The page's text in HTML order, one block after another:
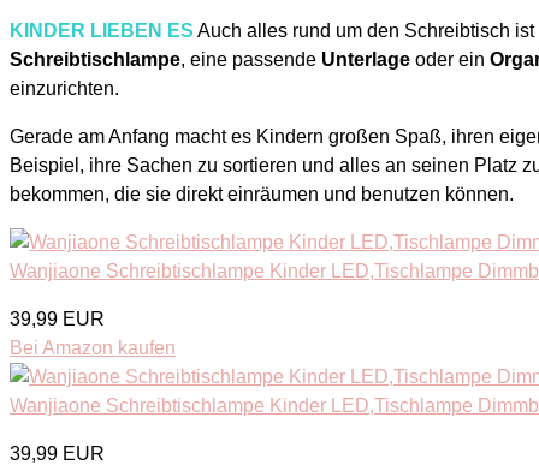
KINDER LIEBEN ES Auch alles rund um den Schreibtisch
Schreibtischlampe, eine passende Unterlage oder ein
einzurichten.
Gerade am Anfang macht es Kindern großen Spaß, ihren
Beispiel, ihre Sachen zu sortieren und alles an seinen Platz
bekommen, die sie direkt einräumen und benutzen können.
Wanjiaone Schreibtischlampe Kinder LED,Tischlampe
39,99 EUR
Bei Amazon kaufen
Wanjiaone Schreibtischlampe Kinder LED,Tischlampe
39,99 EUR